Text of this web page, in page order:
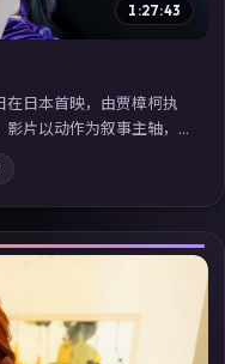
1:27:43
日本首映，由贾樟柯执
片以动作为叙事主轴，
影与配乐强化地域气
视剧在线看」延展检索
验。